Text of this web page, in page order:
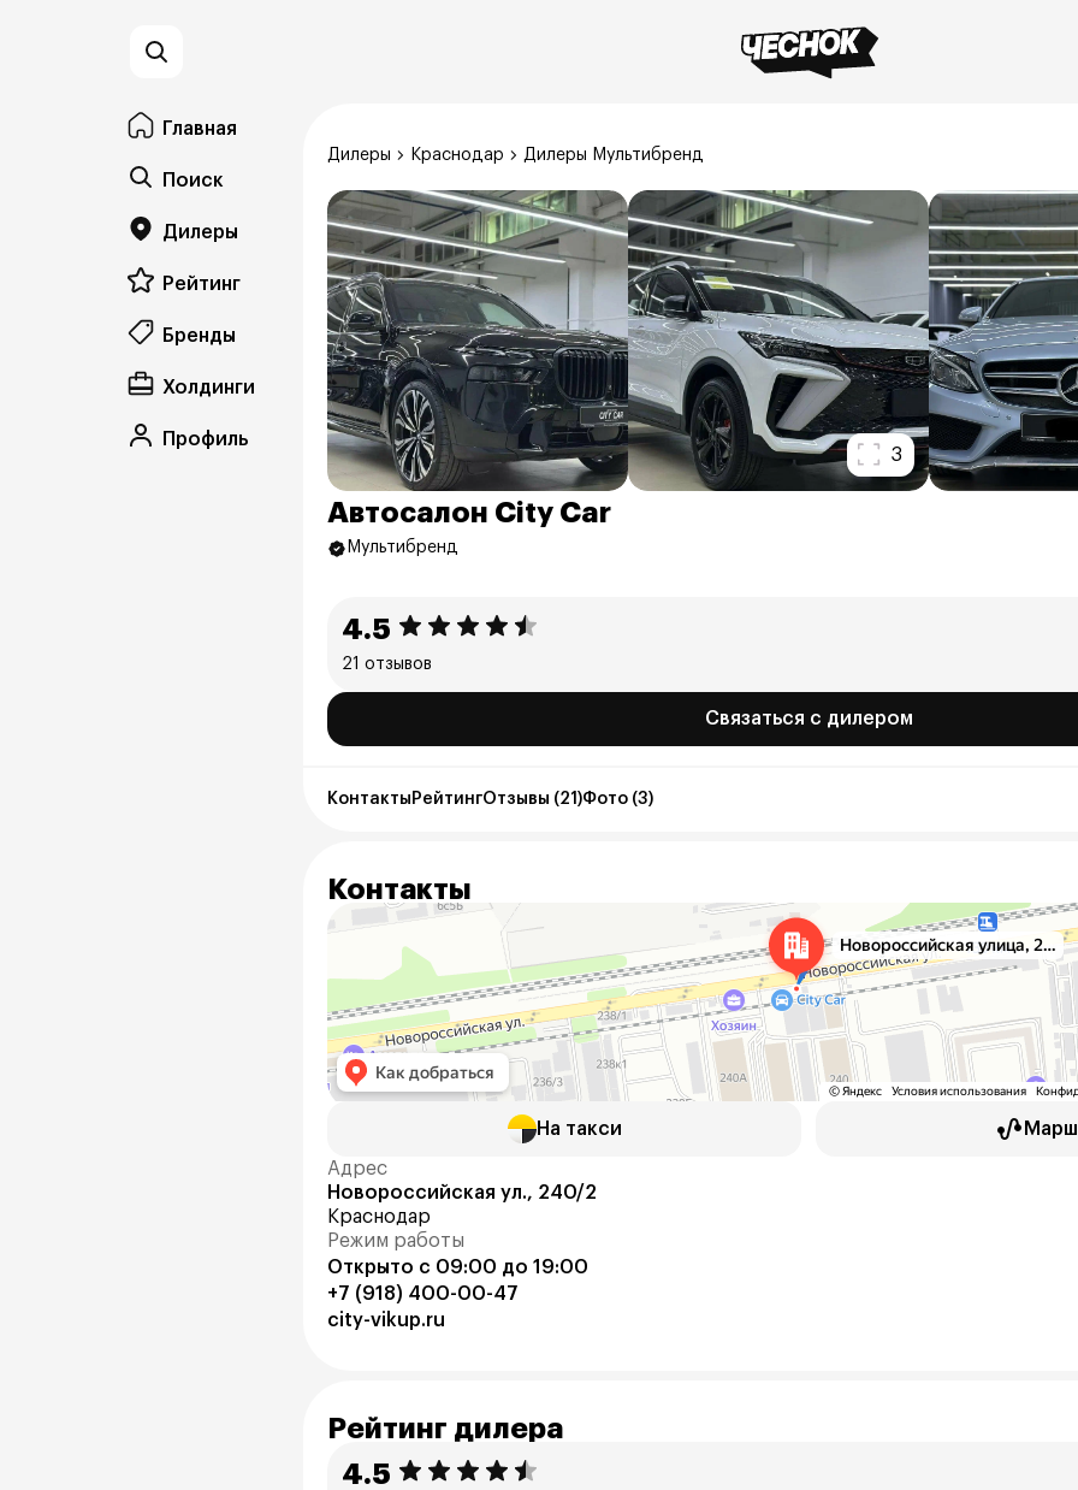
Главная
Поиск
Дилеры
Рейтинг
Бренды
Холдинги
Профиль
Дилеры Краснодар Дилеры Мультибренд
3
Автосалон City Car
Мультибренд
4.5
21 отзывов
Связаться с дилером
Контакты РейтингОтзывы (21)Фото (3)
Контакты
На такси
Адрес
Новороссийская ул., 240/2
Краснодар
Режим работы
Открыто с 09:00 до 19:00
+7 (918) 400-00-47
city-vikup.ru
Рейтинг дилера
4.5